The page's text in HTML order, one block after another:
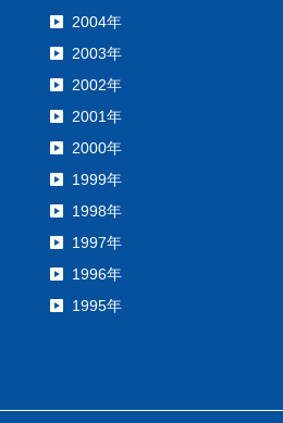
2004年
2003年
2002年
2001年
2000年
1999年
1998年
1997年
1996年
1995年